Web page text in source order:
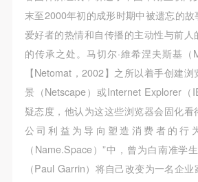
末至2000年初的成形时期中被遗忘的
爱好者的热情和自传播的主动性与前人
的传承之处。马切尔·維希涅夫斯基（
【Netomat，2002】之所以着手创建
景（Netscape）或Internet Explorer（
疑态度，他认为这这些浏览器会固化看
公司利益为导向塑造消费者的行
（Name.Space）”中，曾为白南准学
（Paul Garrin）将自己改变为一名企